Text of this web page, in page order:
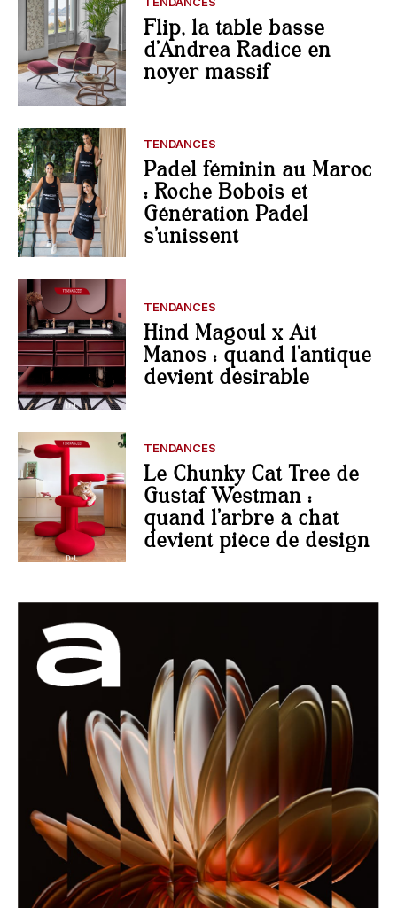
Flip, la table basse
d’Andrea Radice en
noyer massif
TENDANCES
Padel féminin au Maroc
: Roche Bobois et
Génération Padel
s’unissent
TENDANCES
Hind Magoul x Aït
Manos : quand l’antique
devient désirable
TENDANCES
Le Chunky Cat Tree de
Gustaf Westman :
quand l’arbre à chat
devient pièce de design